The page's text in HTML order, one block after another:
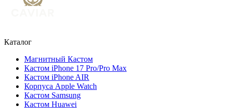
Каталог
Магнитный Кастом
Кастом iPhone 17 Pro/Pro Max
Кастом iPhone AIR
Корпуса Apple Watch
Кастом Samsung
Кастом Huawei